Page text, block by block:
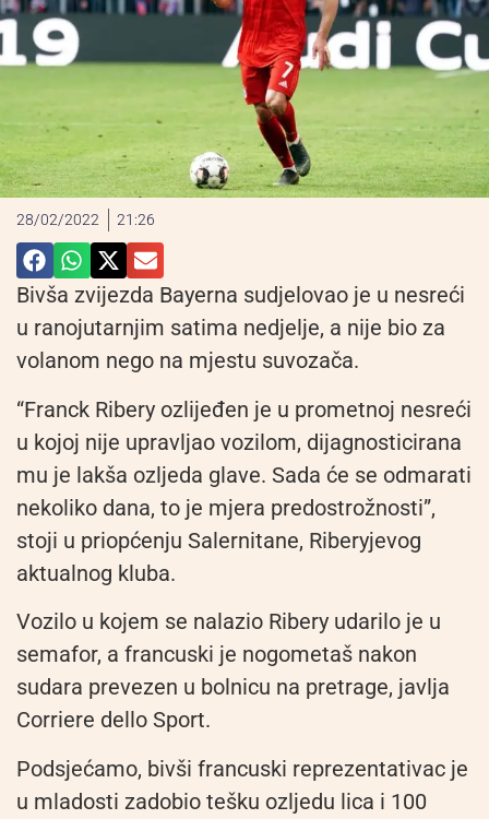
28/02/2022 21:26
Bivša zvijezda Bayerna sudjelovao je u nesreći
u ranojutarnjim satima nedjelje, a nije bio za
volanom nego na mjestu suvozača.
“Franck Ribery ozlijeđen je u prometnoj nesreći
u kojoj nije upravljao vozilom, dijagnosticirana
mu je lakša ozljeda glave. Sada će se odmarati
nekoliko dana, to je mjera predostrožnosti”,
stoji u priopćenju Salernitane, Riberyjevog
aktualnog kluba.
Vozilo u kojem se nalazio Ribery udarilo je u
semafor, a francuski je nogometaš nakon
sudara prevezen u bolnicu na pretrage, javlja
Corriere dello Sport.
Podsjećamo, bivši francuski reprezentativac je
u mladosti zadobio tešku ozljedu lica i 100